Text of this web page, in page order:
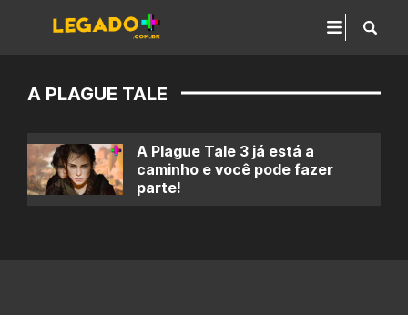
A PLAGUE TALE
A Plague Tale 3 já está a
caminho e você pode fazer
parte!